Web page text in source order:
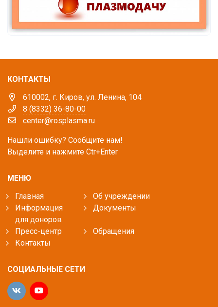
КОНТАКТЫ
610002, г. Киров, ул. Ленина, 104
8 (8332) 36-80-00
center@rosplasma.ru
Нашли ошибку? Сообщите нам!
Выделите и нажмите Ctr+Enter
МЕНЮ
Главная
Об учреждении
Информация
для доноров
Документы
Пресс-центр
Обращения
Контакты
СОЦИАЛЬНЫЕ СЕТИ